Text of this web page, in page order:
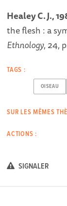
Healey C.J.,
the flesh : a
Ethnology, 24,
TAGS :
OISEAU
SUR LES MÊMES
ACTIONS :
SIGNALER